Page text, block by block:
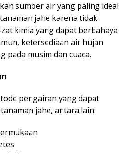
sumber air yang paling ideal
jahe karena tidak
kimia yang dapat berbahaya
ketersediaan air hujan
pada musim dan cuaca.
pengairan yang dapat
jahe, antara lain: